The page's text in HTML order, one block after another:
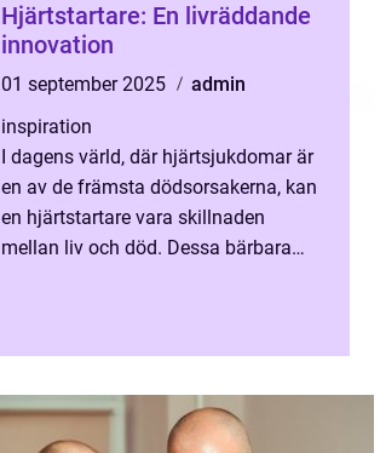
Hjärtstartare: En livräddande
innovation
01 september 2025
admin
inspiration
I dagens värld, där hjärtsjukdomar är
en av de främsta dödsorsakerna, kan
en hjärtstartare vara skillnaden
mellan liv och död. Dessa bärbara